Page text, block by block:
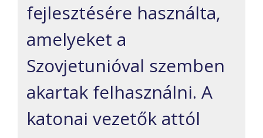
fejlesztésére használta,
amelyeket a
Szovjetunióval szemben
akartak felhasználni. A
katonai vezetők attól